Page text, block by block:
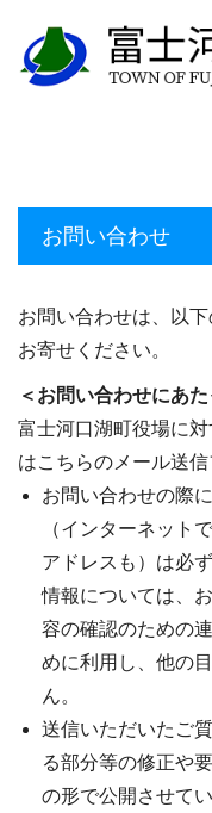
お問い合わせ
お問い合わせは、以
お寄せください。
＜お問い合わせにあ
富士河口湖町役場に
はこちらのメール送
お問い合わせの際
（インターネット
アドレスも）は必
情報については、
容の確認のための
めに利用し、他の
ん。
送信いただいたご
る部分等の修正や
の形で公開させて